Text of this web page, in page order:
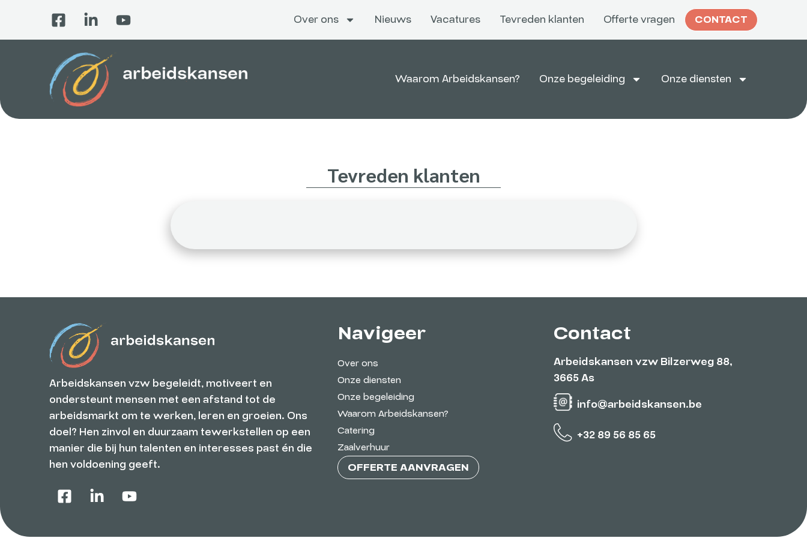
Over ons Nieuws Vacatures Tevreden klanten Offerte vragen CONTACT
Waarom Arbeidskansen? Onze begeleiding Onze diensten
Tevreden klanten
Arbeidskansen vzw begeleidt, motiveert en
ondersteunt mensen met een afstand tot de
arbeidsmarkt om te werken, leren en groeien. Ons
doel? Hen zinvol en duurzaam tewerkstellen op een
manier die bij hun talenten en interesses past én die
hen voldoening geeft.
Navigeer
Over ons
Onze diensten
Onze begeleiding
Waarom Arbeidskansen?
Catering
Zaalverhuur
OFFERTE AANVRAGEN
Contact
Arbeidskansen vzw Bilzerweg 88,
3665 As
info@arbeidskansen.be
+32 89 56 85 65